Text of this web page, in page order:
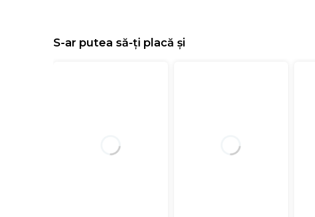
S-ar putea să-ți placă și